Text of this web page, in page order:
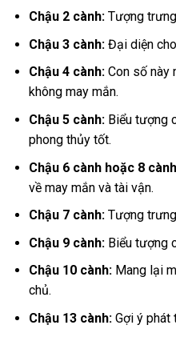
Chậu 2 cành:Tượng
Chậu 3 cành:Đại diện
Chậu 4 cành:Con số này
không may mắn.
Chậu 5 cành:Biểu tượng
phong thủy tốt.
Chậu 6 cành hoặc 8
về may mắn và tài vận.
Chậu 7 cành:Tượng
Chậu 9 cành:Biểu tượng
Chậu 10 cành:Mang lại
chủ.
Chậu 13 cành:Gợi ý phát